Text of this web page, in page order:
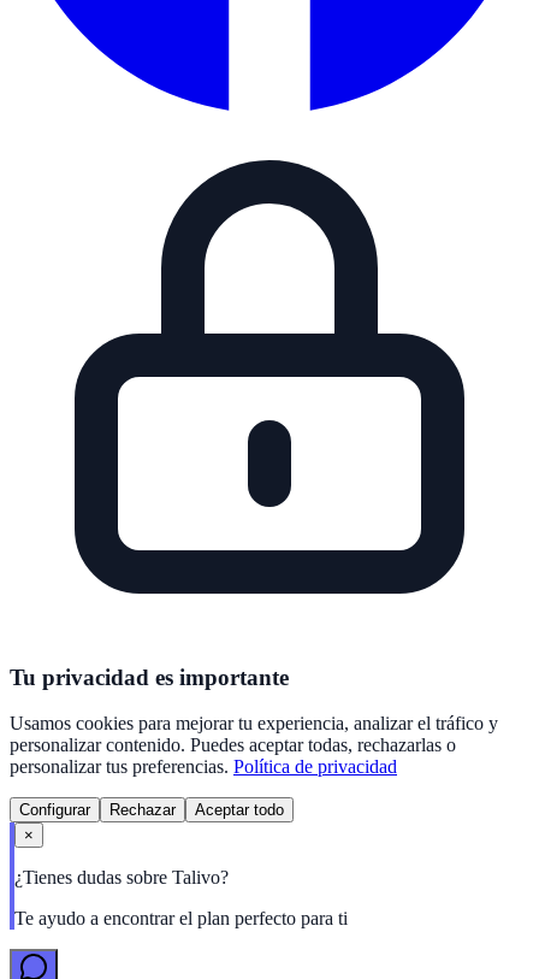
Tu privacidad es importante
Usamos cookies para mejorar tu experiencia, analizar el tráfico y
personalizar contenido. Puedes aceptar todas, rechazarlas o
personalizar tus preferencias. Política de privacidad
Configurar Rechazar
Aceptar todo
×
¿Tienes dudas sobre Talivo?
Te ayudo a encontrar el plan perfecto para ti